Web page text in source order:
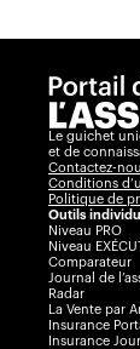
Le guichet
et de
Contactez-
Conditions
Politique de
Outils
Niveau PRO
Niveau
Comparateur
Journal de
Radar
La Vente par
Insurance
Insurance